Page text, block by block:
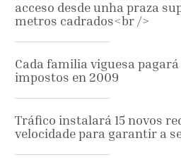
acceso desde unha praza
metros cadrados<br />
Cada familia viguesa pagará
impostos en 2009
Tráfico instalará 15 novos
velocidade para garantir a